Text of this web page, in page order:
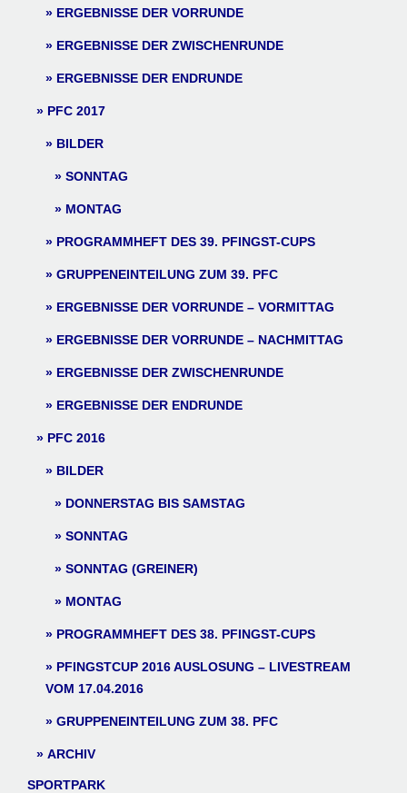
ERGEBNISSE DER VORRUNDE
ERGEBNISSE DER ZWISCHENRUNDE
ERGEBNISSE DER ENDRUNDE
PFC 2017
BILDER
SONNTAG
MONTAG
PROGRAMMHEFT DES 39. PFINGST-CUPS
GRUPPENEINTEILUNG ZUM 39. PFC
ERGEBNISSE DER VORRUNDE – VORMITTAG
ERGEBNISSE DER VORRUNDE – NACHMITTAG
ERGEBNISSE DER ZWISCHENRUNDE
ERGEBNISSE DER ENDRUNDE
PFC 2016
BILDER
DONNERSTAG BIS SAMSTAG
SONNTAG
SONNTAG (GREINER)
MONTAG
PROGRAMMHEFT DES 38. PFINGST-CUPS
PFINGSTCUP 2016 AUSLOSUNG – LIVESTREAM
VOM 17.04.2016
GRUPPENEINTEILUNG ZUM 38. PFC
ARCHIV
SPORTPARK